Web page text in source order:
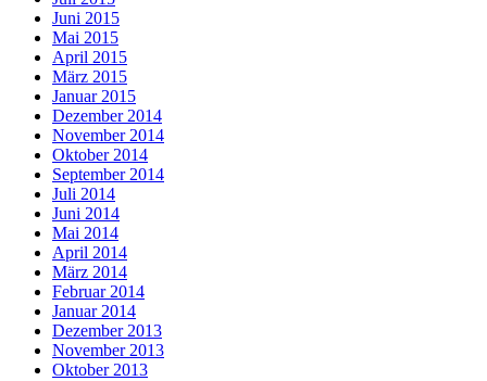
Juni 2015
Mai 2015
April 2015
März 2015
Januar 2015
Dezember 2014
November 2014
Oktober 2014
September 2014
Juli 2014
Juni 2014
Mai 2014
April 2014
März 2014
Februar 2014
Januar 2014
Dezember 2013
November 2013
Oktober 2013